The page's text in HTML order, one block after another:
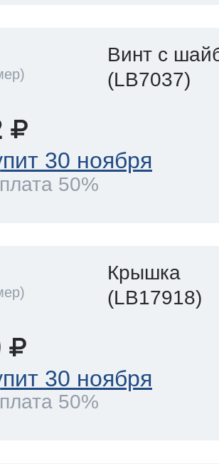
Винт с
(LB7037)
30 ноября
50%
Крышка
(LB17918)
30 ноября
50%